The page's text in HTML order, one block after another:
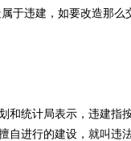
于违建，如要改造那
统计局表示，违建指
自进行的建设，就叫违